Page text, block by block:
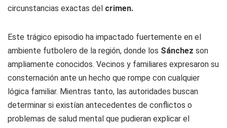
circunstancias exactas del crimen.
Este trágico episodio ha impactado fuertemente en el
ambiente futbolero de la región, donde los Sánchez son
ampliamente conocidos. Vecinos y familiares expresaron su
consternación ante un hecho que rompe con cualquier
lógica familiar. Mientras tanto, las autoridades buscan
determinar si existían antecedentes de conflictos o
problemas de salud mental que pudieran explicar el